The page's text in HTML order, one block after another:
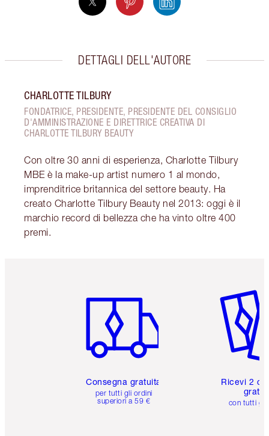
DETTAGLI DELL'AUTORE
CHARLOTTE TILBURY
FONDATRICE, PRESIDENTE, PRESIDENTE DEL CONSIGLIO
D'AMMINISTRAZIONE E DIRETTRICE CREATIVA DI
CHARLOTTE TILBURY BEAUTY
Con oltre 30 anni di esperienza, Charlotte Tilbury
MBE è la make-up artist numero 1 al mondo,
imprenditrice britannica del settore beauty. Ha
creato Charlotte Tilbury Beauty nel 2013: oggi è il
marchio record di bellezza che ha vinto oltre 400
premi.
Consegna gratuita
per tutti gli ordini
superiori a 59 €
Ricevi 2
con tutti gli